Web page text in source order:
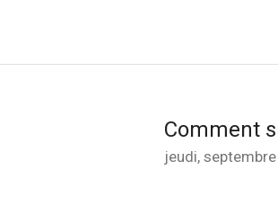
Comment
jeudi,